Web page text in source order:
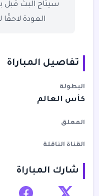
سيتاح البث قبل
العودة
تفاصيل المباراة
البطولة
كأس العالم
المعلق
القناة الناقلة
شارك المباراة